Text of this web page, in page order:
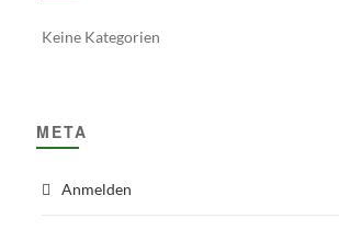
Keine Kategorien
META
Anmelden